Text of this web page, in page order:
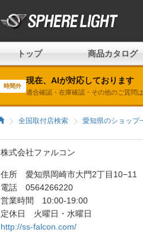
トップ 商品カタログ
時間外
現在、AIが対応しております
適合確認・在庫確認・その他のご質問
全国取付店検索 愛知県のショップ
株式会社ファルコン
住所 愛知県岡崎市大門2丁目10−11
電話 0564266220
営業時間 10:00-19:00
定休日 火曜日・水曜日
http://ss-falcon.com/